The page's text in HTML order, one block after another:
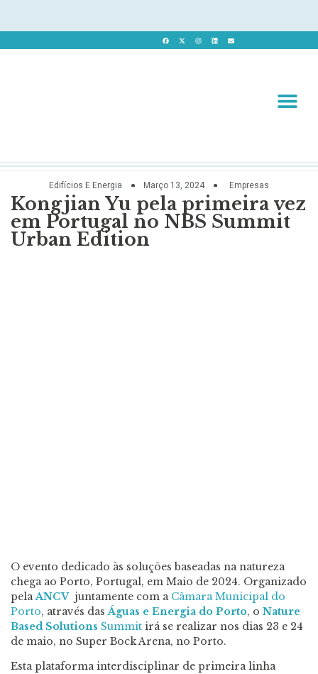
Edifícios E Energia Março 13, 2024 Empresas
Kongjian Yu pela primeira vez
em Portugal no NBS Summit
Urban Edition
O evento dedicado às soluções baseadas na natureza
chega ao Porto, Portugal, em Maio de 2024. Organizado
pelaANCVjuntamente com a Câmara Municipal do
Porto, através dasÁguas e Energia do Porto, o Nature
Based Solutions Summit irá se realizar nos dias 23 e 24
de maio, no Super Bock Arena, no Porto.
Esta plataforma interdisciplinar de primeira linha